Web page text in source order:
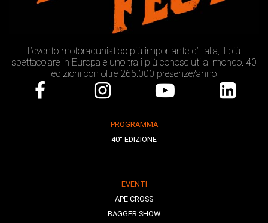
L’evento motoradunistico più importante d’Italia, il più
spettacolare in Europa e uno tra i più conosciuti al mondo. 40
edizioni con oltre 265.000 presenze/anno
PROGRAMMA
40° EDIZIONE
EVENTI
APE CROSS
BAGGER SHOW